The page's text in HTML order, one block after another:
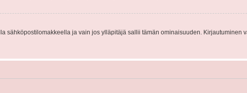
sähköpostilomakkeella ja vain jos ylläpitäjä sallii tämän ominaisuuden. Kirjautuminen